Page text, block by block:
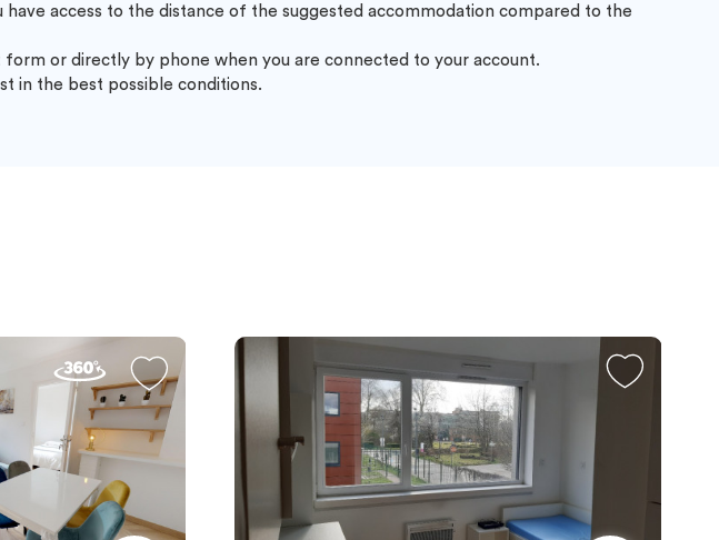
access to the distance of the suggested accommodation compared to the
or directly by phone when you are connected to your account.
in the best possible conditions.